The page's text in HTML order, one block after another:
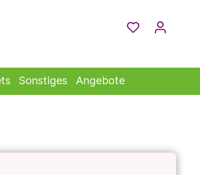
Sonstiges Angebote